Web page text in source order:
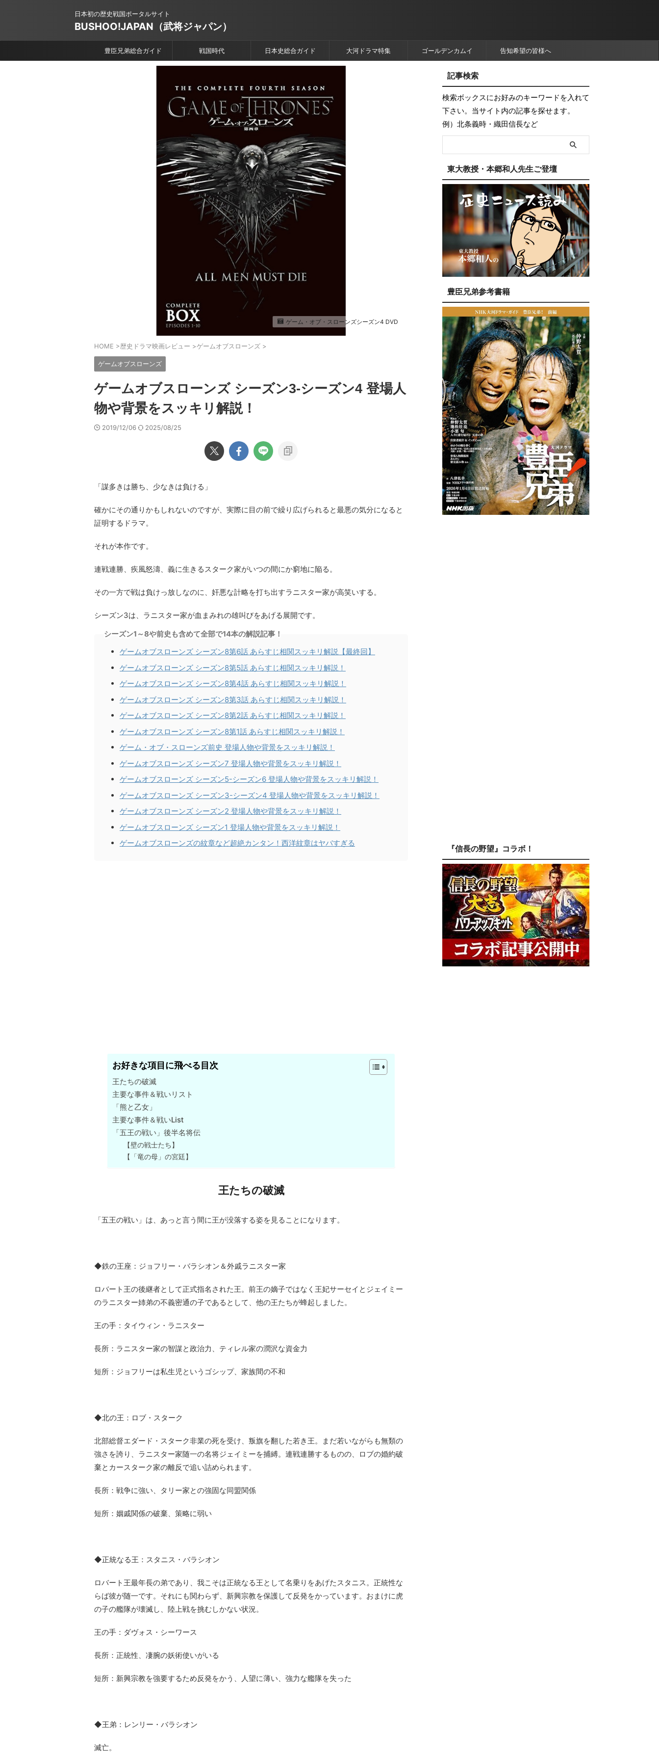
日本初の歴史戦国ポータルサイト
BUSHOO!JAPAN（武将ジャパン）
豊臣兄弟総合ガイド 戦国時代 日本史総合ガイド 大河ドラマ特集 ゴールデンカムイ 告知希望の皆様へ
ゲーム・オブ・スローンズシーズン4 DVD
HOME >歴史ドラマ映画レビュー >ゲームオブスローンズ >
ゲームオブスローンズ
ゲームオブスローンズ シーズン3-シーズン4 登場人
物や背景をスッキリ解説！
2019/12/06 2025/08/25
「謀多きは勝ち、少なきは負ける」
確かにその通りかもしれないのですが、実際に目の前で繰り広げられると最悪の気分になると
証明するドラマ。
それが本作です。
連戦連勝、疾風怒濤、義に生きるスターク家がいつの間にか窮地に陥る。
その一方で戦は負けっ放しなのに、奸悪な計略を打ち出すラニスター家が高笑いする。
シーズン3は、ラニスター家が血まみれの雄叫びをあげる展開です。
シーズン1～8や前史も含めて全部で14本の解説記事！
ゲームオブスローンズ シーズン8第6話 あらすじ相関スッキリ解説【最終回】
ゲームオブスローンズ シーズン8第5話 あらすじ相関スッキリ解説！
ゲームオブスローンズ シーズン8第4話 あらすじ相関スッキリ解説！
ゲームオブスローンズ シーズン8第3話 あらすじ相関スッキリ解説！
ゲームオブスローンズ シーズン8第2話 あらすじ相関スッキリ解説！
ゲームオブスローンズ シーズン8第1話 あらすじ相関スッキリ解説！
ゲーム・オブ・スローンズ前史 登場人物や背景をスッキリ解説！
ゲームオブスローンズ シーズン7 登場人物や背景をスッキリ解説！
ゲームオブスローンズ シーズン5-シーズン6 登場人物や背景をスッキリ解説！
ゲームオブスローンズ シーズン3-シーズン4 登場人物や背景をスッキリ解説！
ゲームオブスローンズ シーズン2 登場人物や背景をスッキリ解説！
ゲームオブスローンズ シーズン1 登場人物や背景をスッキリ解説！
ゲームオブスローンズの紋章など超絶カンタン！西洋紋章はヤバすぎる
お好きな項目に飛べる目次
王たちの破滅
主要な事件＆戦いリスト
「熊と乙女」
主要な事件＆戦いList
「五王の戦い」後半名将伝
【壁の戦士たち】
【「竜の母」の宮廷】
王たちの破滅
「五王の戦い」は、あっと言う間に王が没落する姿を見ることになります。
◆鉄の王座：ジョフリー・バラシオン＆外戚ラニスター家
ロバート王の後継者として正式指名された王。前王の嫡子ではなく王妃サーセイとジェイミー
のラニスター姉弟の不義密通の子であるとして、他の王たちが蜂起しました。
王の手：タイウィン・ラニスター
長所：ラニスター家の智謀と政治力、ティレル家の潤沢な資金力
短所：ジョフリーは私生児というゴシップ、家族間の不和
◆北の王：ロブ・スターク
北部総督エダード・スターク非業の死を受け、叛旗を翻した若き王。まだ若いながらも無類の
強さを誇り、ラニスター家随一の名将ジェイミーを捕縛。連戦連勝するものの、ロブの婚約破
棄とカースターク家の離反で追い詰められます。
長所：戦争に強い、タリー家との強固な同盟関係
短所：姻戚関係の破棄、策略に弱い
◆正統なる王：スタニス・バラシオン
ロバート王最年長の弟であり、我こそは正統なる王として名乗りをあげたスタニス。正統性な
らば彼が随一です。それにも関わらず、新興宗教を保護して反発をかっています。おまけに虎
の子の艦隊が壊滅し、陸上戦を挑むしかない状況。
王の手：ダヴォス・シーワース
長所：正統性、凄腕の妖術使いがいる
短所：新興宗教を強要するため反発をかう、人望に薄い、強力な艦隊を失った
◆王弟：レンリー・バラシオン
滅亡。
記事検索
検索ボックスにお好みのキーワードを入れて
下さい。当サイト内の記事を探せます。
例）北条義時・織田信長など
東大教授・本郷和人先生ご登壇
豊臣兄弟参考書籍
『信長の野望』コラボ！